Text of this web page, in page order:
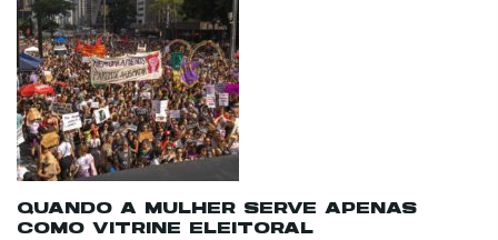
QUANDO A MULHER SERVE APENAS
COMO VITRINE ELEITORAL